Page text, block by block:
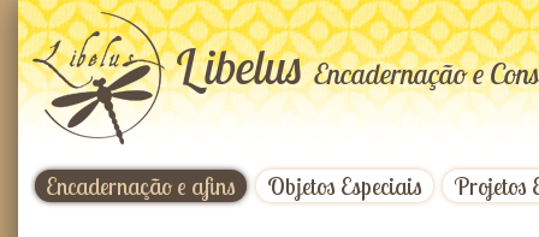
LibelusEncadernação e
Encadernação e afins Objetos Especiais Projetos